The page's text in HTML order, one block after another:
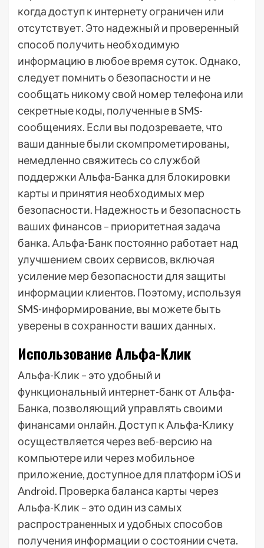
когда доступ к интернету ограничен или
отсутствует. Это надежный и проверенный
способ получить необходимую
информацию в любое время суток. Однако,
следует помнить о безопасности и не
сообщать никому свой номер телефона или
секретные коды, полученные в SMS-
сообщениях. Если вы подозреваете, что
ваши данные были скомпрометированы,
немедленно свяжитесь со службой
поддержки Альфа-Банка для блокировки
карты и принятия необходимых мер
безопасности. Надежность и безопасность
ваших финансов – приоритетная задача
банка. Альфа-Банк постоянно работает над
улучшением своих сервисов, включая
усиление мер безопасности для защиты
информации клиентов. Поэтому, используя
SMS-информирование, вы можете быть
уверены в сохранности ваших данных.
Использование Альфа-Клик
Альфа-Клик – это удобный и
функциональный интернет-банк от Альфа-
Банка, позволяющий управлять своими
финансами онлайн. Доступ к Альфа-Клику
осуществляется через веб-версию на
компьютере или через мобильное
приложение, доступное для платформ iOS и
Android. Проверка баланса карты через
Альфа-Клик – это один из самых
распространенных и удобных способов
получения информации о состоянии счета.